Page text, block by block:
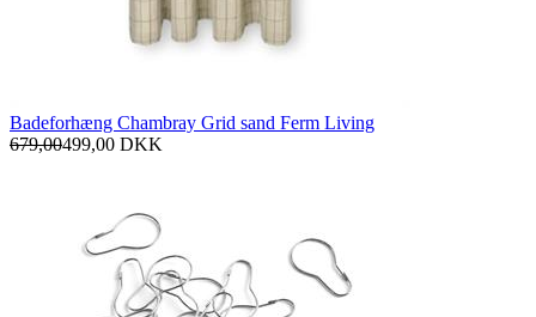
Badeforhæng Chambray Grid sand Ferm Living
679,00499,00 DKK